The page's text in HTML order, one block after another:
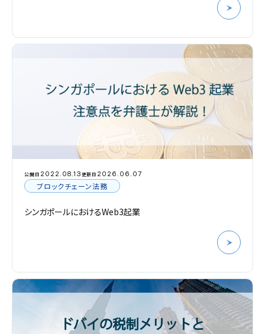
公開日 2022.08.13 更新日 2026.06.07
ブロックチェーン法務
シンガポールにおけるWeb3起業